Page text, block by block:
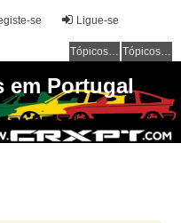
Ligue-se
se
Tópicos sem resposta Tópicos ativos
em Portugal